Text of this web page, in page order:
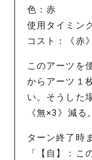
色：赤
使用タイミン
コスト：《赤
このアーツを
からアーツ１
い。そうした
《無×3》減る。
ターン終了時
「【自】：こ